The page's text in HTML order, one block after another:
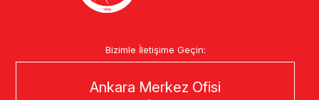
Bizimle İletişime Geçin:
Ankara Merkez Ofisi